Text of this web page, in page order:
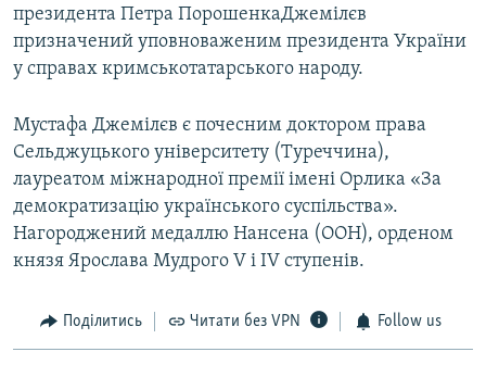
президента Петра ПорошенкаДжемілєв
призначений уповноваженим президента України
у справах кримськотатарського народу.
Мустафа Джемілєв є почесним доктором права
Сельджуцького університету (Туреччина),
лауреатом міжнародної премії імені Орлика «За
демократизацію українського суспільства».
Нагороджений медаллю Нансена (ООН), орденом
князя Ярослава Мудрого V і IV ступенів.
Поділитись Читати без VPN Follow us